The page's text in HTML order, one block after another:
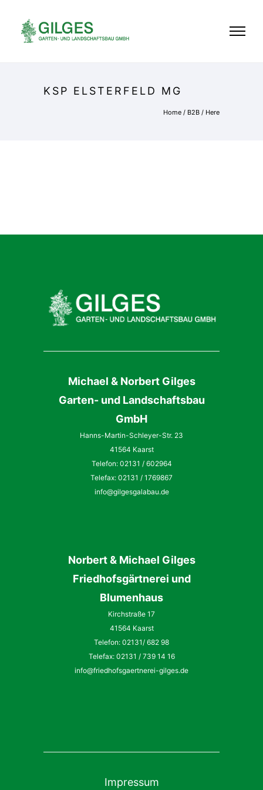
KSP ELSTERFELD MG
Home / B2B / Here
Michael & Norbert Gilges
Garten- und Landschaftsbau
GmbH
Hanns-Martin-Schleyer-Str. 23
41564 Kaarst
Telefon: 02131 / 602964
Telefax: 02131 / 1769867
info@gilgesgalabau.de
Norbert& Michael Gilges
Friedhofsgärtnerei und
Blumenhaus
Kirchstraße 17
41564 Kaarst
Telefon: 02131/ 682 98
Telefax: 02131 / 739 14 16
info@friedhofsgaertnerei-gilges.de
Impressum